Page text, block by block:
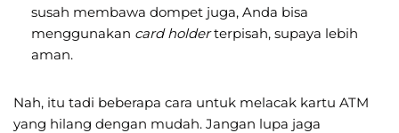
susah membawa dompet juga, Anda bisa
menggunakan card holderterpisah, supaya lebih
aman.
Nah, itu tadi beberapa cara untuk melacak kartu ATM
yang hilang dengan mudah. Jangan lupa jaga